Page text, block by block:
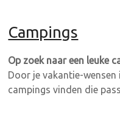
Campings
Op zoek naar een leuke
Door je vakantie-
campings vinden die